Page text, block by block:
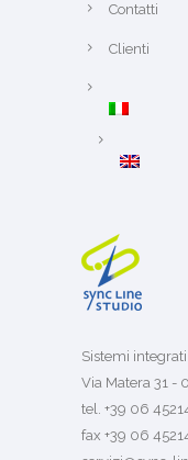
Contatti
Clienti
Sistemi
Via Matera 31 -
tel. +39 06
fax +39 06